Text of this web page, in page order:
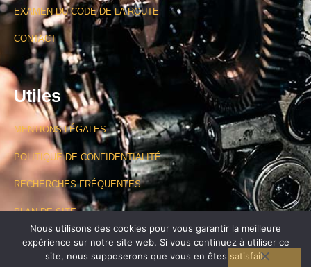
EXAMEN DU CODE DE LA ROUTE
CONTACT
Utiles
MENTIONS LÉGALES
POLITIQUE DE CONFIDENTIALITÉ
RECHERCHES FRÉQUENTES
PLAN DE SITE
Nous utilisons des cookies pour vous garantir la meilleure
expérience sur notre site web. Si vous continuez à utiliser ce
site, nous supposerons que vous en êtes satisfait.